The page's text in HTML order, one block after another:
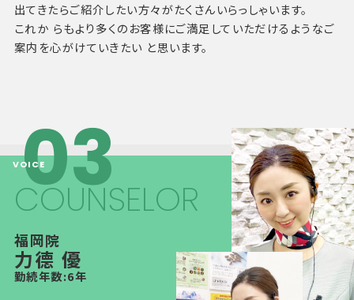
出てきたらご紹介したい方々がたくさんいらっしゃいます。
これか らもより多くのお客様にご満足していただけるようなご
案内を心がけていきたい と思います。
COUNSELOR
福岡院
力德 優
勤続年数:6年